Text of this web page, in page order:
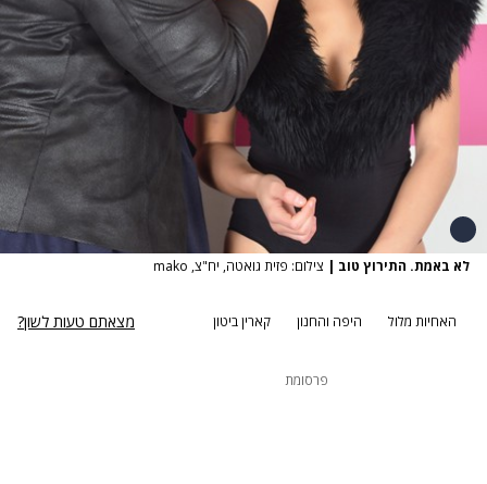
לא באמת. התירוץ טוב | צילום: פזית גואטה, יח"צ, mako
האחיות מלול היפה והחנון קארין ביטון מצאתם טעות לשון?
פרסומת